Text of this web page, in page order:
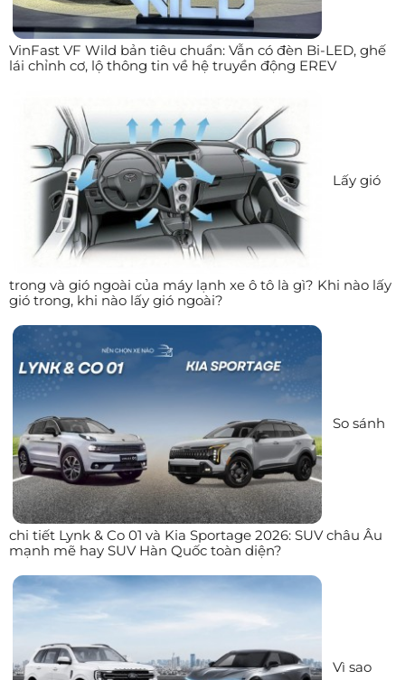
VinFast VF Wild bản tiêu chuẩn: Vẫn có đèn Bi-LED, ghế
lái chỉnh cơ, lộ thông tin về hệ truyền động EREV
Lấy gió
trong và gió ngoài của máy lạnh xe ô tô là gì? Khi nào lấy
gió trong, khi nào lấy gió ngoài?
So sánh
chi tiết Lynk & Co 01 và Kia Sportage 2026: SUV châu Âu
mạnh mẽ hay SUV Hàn Quốc toàn diện?
Vì sao